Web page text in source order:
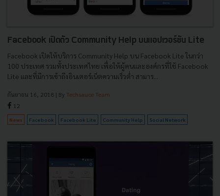
Facebook เปิดตัว Community Help บนแอปเวอร์ชัน Lite
Facebook เปิดให้บริการ Community Help บน Facebook Lite ในกว่า
100 ประเทศ รวมทั้งประเทศไทย เพื่อให้ผู้คนและองค์กรที่ใช้ Facebook
Lite และที่มีการเข้าถึงอินเตอร์เน็ตความเร็วต่ำ สามาร...
กันยายน 16, 2018 | By Techsauce Team
12
News Facebook Facebook Lite Community Help Social Network